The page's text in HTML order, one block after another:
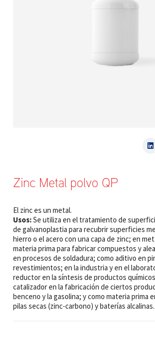
Zinc Metal polvo QP
El zinc es un metal.
Usos:Se utiliza en el tratamiento de
de galvanoplastia para recubrir superficies
hierro o el acero con una capa de zinc; en
materia prima para fabricar compuestos y
en procesos de soldadura; como aditivo en
revestimientos; en la industria y en el
reductor en la síntesis de productos
catalizador en la fabricación de ciertos
benceno y la gasolina; y como materia prima
pilas secas (zinc-carbono) y baterías alcalinas.